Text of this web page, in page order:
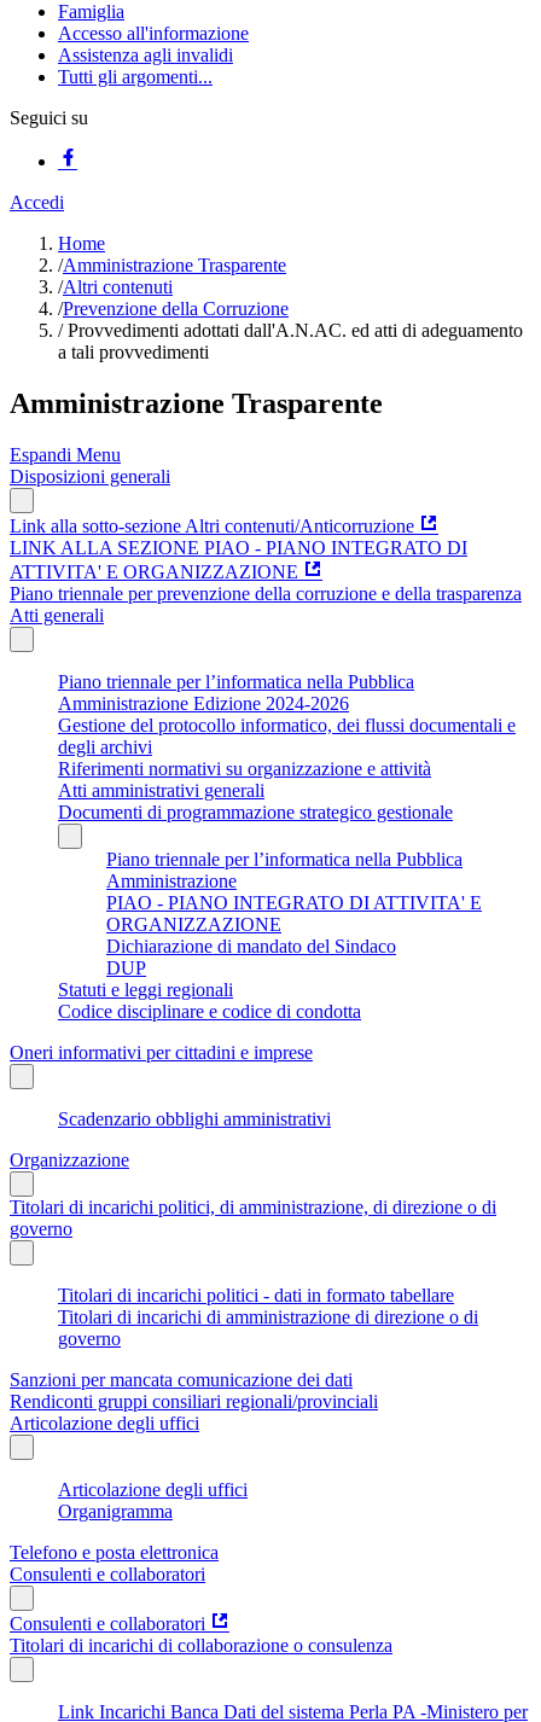
Famiglia
Accesso all'informazione
Assistenza agli invalidi
Tutti gli argomenti...
Seguici su
Accedi
Home
/Amministrazione Trasparente
/Altri contenuti
/Prevenzione della Corruzione
/Provvedimenti adottati dall'A.N.AC. ed atti di adeguamento
a tali provvedimenti
Amministrazione Trasparente
Espandi Menu
Disposizioni generali
Link alla sotto-sezione Altri contenuti/Anticorruzione
LINK ALLA SEZIONE PIAO - PIANO INTEGRATO DI
ATTIVITA' E ORGANIZZAZIONE
Piano triennale per prevenzione della corruzione e della trasparenza
Atti generali
Piano triennale per l’informatica nella Pubblica
Amministrazione Edizione 2024-2026
Gestione del protocollo informatico, dei flussi documentali e
degli archivi
Riferimenti normativi su organizzazione e attività
Atti amministrativi generali
Documenti di programmazione strategico gestionale
Piano triennale per l’informatica nella Pubblica
Amministrazione
PIAO - PIANO INTEGRATO DI ATTIVITA' E
ORGANIZZAZIONE
Dichiarazione di mandato del Sindaco
DUP
Statuti e leggi regionali
Codice disciplinare e codice di condotta
Oneri informativi per cittadini e imprese
Scadenzario obblighi amministrativi
Organizzazione
Titolari di incarichi politici, di amministrazione, di direzione o di
governo
Titolari di incarichi politici - dati in formato tabellare
Titolari di incarichi di amministrazione di direzione o di
governo
Sanzioni per mancata comunicazione dei dati
Rendiconti gruppi consiliari regionali/provinciali
Articolazione degli uffici
Articolazione degli uffici
Organigramma
Telefono e posta elettronica
Consulenti e collaboratori
Consulenti e collaboratori
Titolari di incarichi di collaborazione o consulenza
Link Incarichi Banca Dati del sistema Perla PA -Ministero per